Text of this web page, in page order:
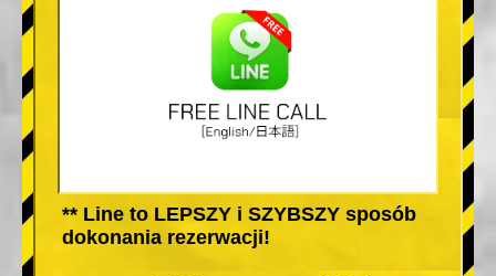
** Line to LEPSZY i SZYBSZY sposób
dokonania rezerwacji!